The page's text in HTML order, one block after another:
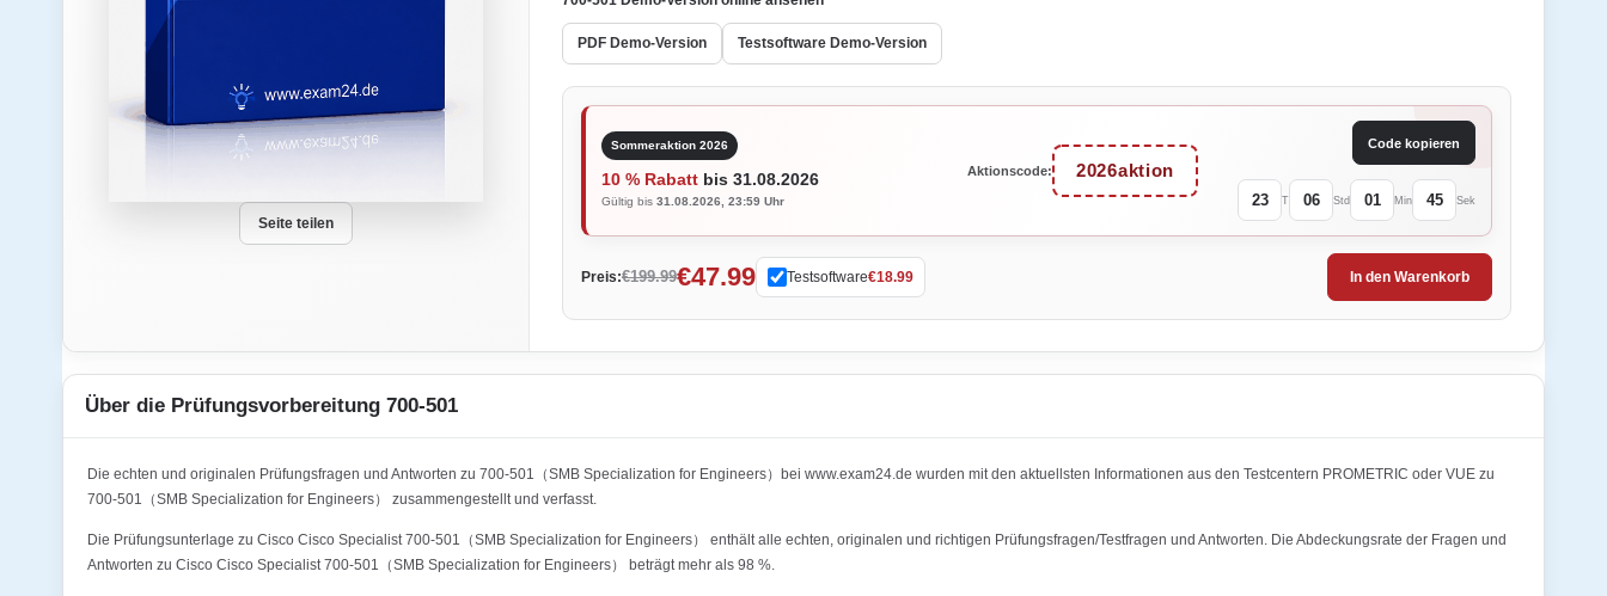
Seite teilen
PDF Demo-Version Testsoftware Demo-Version
Sommeraktion 2026
10 % Rabatt bis 31.08.2026
Gültig bis 31.08.2026, 23:59 Uhr
Aktionscode: 2026aktion
Code kopieren
23 T 06 Std 01 Min 45 Sek
Preis:€199.99€47.99 Testsoftware€18.99 In den Warenkorb
Über die Prüfungsvorbereitung 700-501
Die echten und originalen Prüfungsfragen und Antworten zu 700-501（SMB Specialization for Engineers）bei www.exam24.de wurden mit den aktuellsten Informationen aus den Testcentern PROMETRIC oder VUE zu
700-501（SMB Specialization for Engineers） zusammengestellt und verfasst.
Die Prüfungsunterlage zu Cisco Cisco Specialist 700-501（SMB Specialization for Engineers） enthält alle echten, originalen und richtigen Prüfungsfragen/Testfragen und Antworten. Die Abdeckungsrate der Fragen und
Antworten zu Cisco Cisco Specialist 700-501（SMB Specialization for Engineers） beträgt mehr als 98 %.